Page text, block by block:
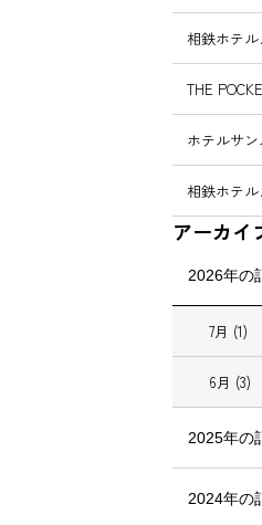
相鉄ホテ
THE
ホテルサ
相鉄ホテ
アーカイ
2026年の
7月 (1)
6月 (3)
2025年の
2024年の